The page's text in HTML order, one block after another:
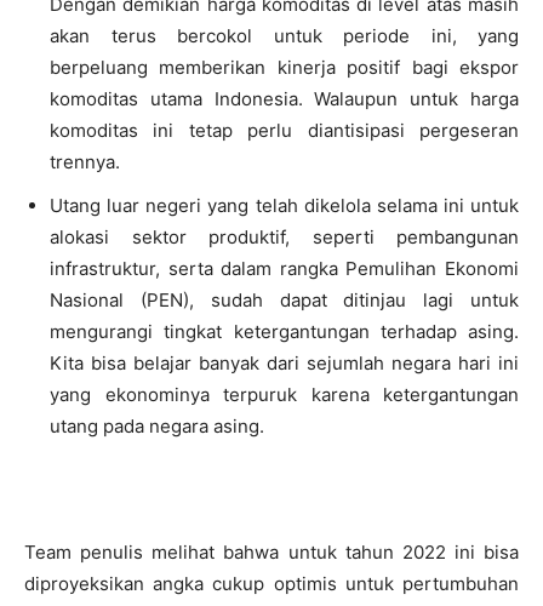
akan terus bercokol untuk periode ini, yang
berpeluang memberikan kinerja positif bagi ekspor
komoditas utama Indonesia. Walaupun untuk harga
komoditas ini tetap perlu diantisipasi pergeseran
trennya.
Utang luar negeri yang telah dikelola selama ini untuk
alokasi sektor produktif, seperti pembangunan
infrastruktur, serta dalam rangka Pemulihan Ekonomi
Nasional (PEN), sudah dapat ditinjau lagi untuk
mengurangi tingkat ketergantungan terhadap asing.
Kita bisa belajar banyak dari sejumlah negara hari ini
yang ekonominya terpuruk karena ketergantungan
utang pada negara asing.
Team penulis melihat bahwa untuk tahun 2022 ini bisa
diproyeksikan angka cukup optimis untuk pertumbuhan